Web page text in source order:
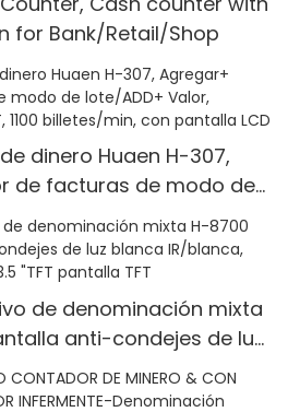
for Bank/Retail/Shop
dinero Huaen H-307,
de facturas de modo de
UV/MG/IR/MT, 1100
LCD
de denominación mixta
anti-condejes de luz
incorporada & 3.5